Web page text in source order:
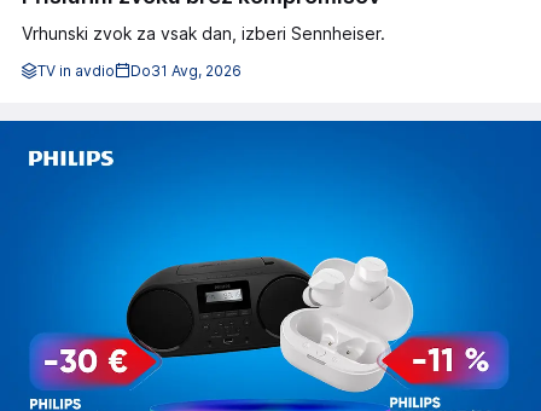
Vrhunski zvok za vsak dan, izberi Sennheiser.
TV in avdio Do31 Avg, 2026